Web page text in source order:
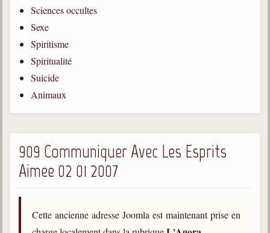
Chico Xavier
1910-2002
Divaldo Franco
1927-2025
Bibliothèque
Bibliothèque spirite
Documents
Bulletins "Le Spiritisme"
Sciences occultes
Sexe
Spiritisme
Spiritualité
Suicide
Animaux
909 Communiquer Avec Les Esprits
Aimee 02 01 2007
Cette ancienne adresse Joomla est maintenant prise en